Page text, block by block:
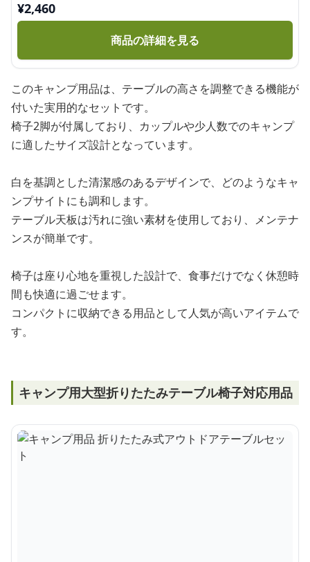
¥2,460
商品の詳細を見る
このキャンプ用品は、テーブルの高さを調整できる機能が
付いた実用的なセットです。
椅子2脚が付属しており、カップルや少人数でのキャンプ
に適したサイズ設計となっています。
白を基調とした清潔感のあるデザインで、どのようなキャ
ンプサイトにも調和します。
テーブル天板は汚れに強い素材を使用しており、メンテナ
ンスが簡単です。
椅子は座り心地を重視した設計で、食事だけでなく休憩時
間も快適に過ごせます。
コンパクトに収納できる用品として人気が高いアイテムで
す。
キャンプ用大型折りたたみテーブル椅子対応用品